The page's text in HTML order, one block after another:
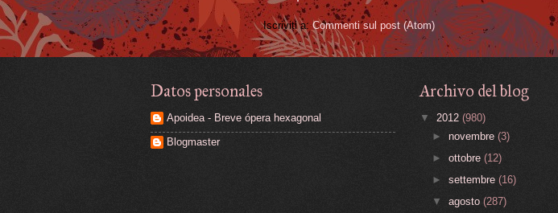
Iscriviti a:Commenti sul post (Atom)
Datos personales
Apoidea - Breve ópera hexagonal
Blogmaster
Archivo del blog
▼ 2012 (980)
►novembre(3)
►ottobre(12)
►settembre(16)
▼agosto(287)